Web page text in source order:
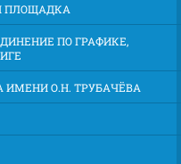
ПЛОЩАДКА
ПО ГРАФИКЕ,
ИМЕНИ О.Н. ТРУБАЧЁВА